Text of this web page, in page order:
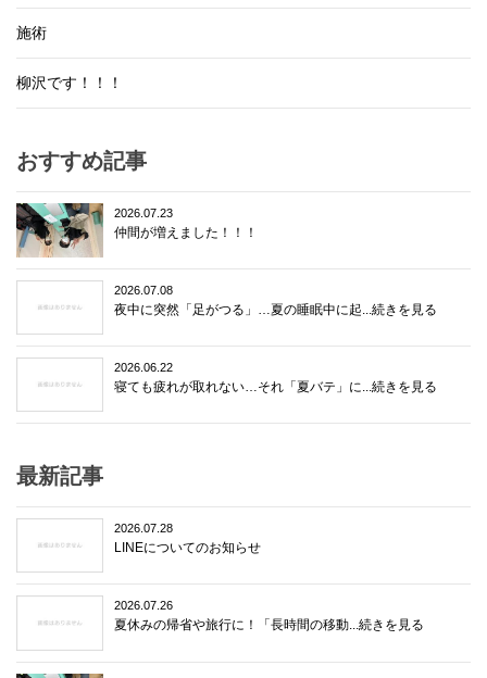
施術
柳沢です！！！
おすすめ記事
2026.07.23
仲間が増えました！！！
2026.07.08
夜中に突然「足がつる」…夏の睡眠中に起...続きを見る
2026.06.22
寝ても疲れが取れない…それ「夏バテ」に...続きを見る
最新記事
2026.07.28
LINEについてのお知らせ
2026.07.26
夏休みの帰省や旅行に！「長時間の移動...続きを見る